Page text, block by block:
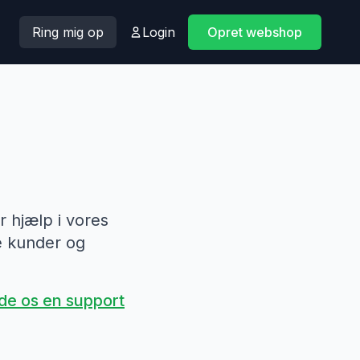
Ring mig op Login Opret webshop
hjælp i vores
kunder og
os en support